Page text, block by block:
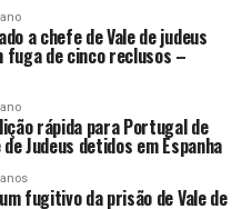
a chefe de Vale de judeus
fuga de cinco reclusos –
rápida para Portugal de
Judeus detidos em Espanha
fugitivo da prisão de Vale de